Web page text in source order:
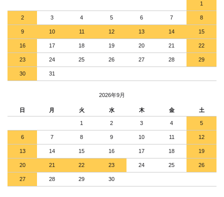
1
2 3 4 5 6 7 8
9 10 11 12 13 14 15
16 17 18 19 20 21 22
23 24 25 26 27 28 29
30 31
2026年9月
日 月 火 水 木 金 土
1 2 3 4 5
6 7 8 9 10 11 12
13 14 15 16 17 18 19
20 21 22 23 24 25 26
27 28 29 30